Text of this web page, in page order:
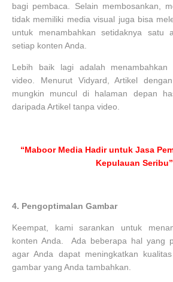
bagi pembaca. Selain membosankan,
tidak memiliki media visual juga bisa
untuk menambahkan setidaknya satu
setiap konten Anda.
Lebih baik lagi adalah menambahkan
video. Menurut Vidyard, Artikel
mungkin muncul di halaman depan
daripada Artikel tanpa video.
“Maboor Media Hadir untuk Jasa
Kepulauan Seribu”
4. Pengoptimalan Gambar
Keempat, kami sarankan untuk
konten Anda. Ada beberapa hal yang
agar Anda dapat meningkatkan
gambar yang Anda tambahkan.